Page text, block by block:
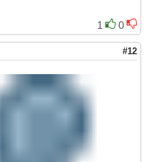
1
0
#12